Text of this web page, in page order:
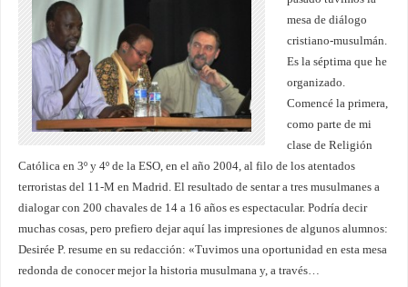
mesa de diálogo
cristiano-musulmán.
Es la séptima que he
organizado.
Comencé la primera,
como parte de mi
clase de Religión
Católica en 3º y 4º de la ESO, en el año 2004, al filo de los atentados
terroristas del 11-M en Madrid. El resultado de sentar a tres musulmanes a
dialogar con 200 chavales de 14 a 16 años es espectacular. Podría decir
muchas cosas, pero prefiero dejar aquí las impresiones de algunos alumnos:
Desirée P. resume en su redacción: «Tuvimos una oportunidad en esta mesa
redonda de conocer mejor la historia musulmana y, a través…